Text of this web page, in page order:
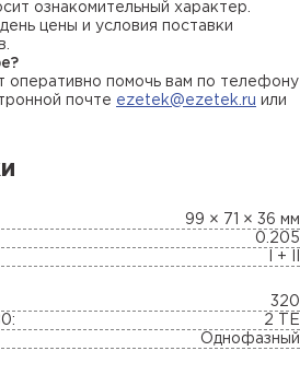
ознакомительный характер.
цены и условия поставки
помочь вам по телефону
почте ezetek@ezetek.ru или
99 × 71 × 36 мм
0.205
I + II
320
2 TE
Однофазный